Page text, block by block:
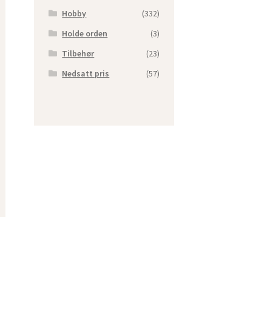
Hobby
(332)
Holde orden
(3)
Tilbehør
(23)
Nedsatt pris
(57)